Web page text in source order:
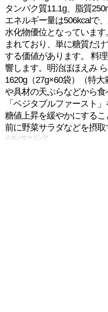
タンパク質11.1g、脂質
エネルギー量は506kcalで
水化物優位となっていま
まれており、単に糖質だ
する価値があります。 料
響します。明治ほほえみ
1620g（27g×60袋）（特
や具材の天ぷらなどから
「ベジタブルファースト
糖値上昇を緩やかにする
前に野菜サラダなどを摂取
スポンサーリンク